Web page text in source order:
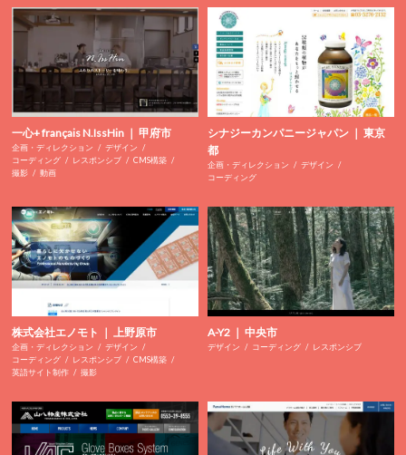
一心+ français N.IssHin ｜ 甲府市
企画・ディレクション
デザイン
コーディング
レスポンシブ
CMS構築
撮影
動画
シナジーカンパニージャパン ｜ 東京
都
企画・ディレクション
デザイン
コーディング
株式会社エノモト ｜ 上野原市
企画・ディレクション
デザイン
コーディング
レスポンシブ
CMS構築
英語サイト制作
撮影
A-Y2 ｜ 中央市
デザイン コーディング レスポンシブ